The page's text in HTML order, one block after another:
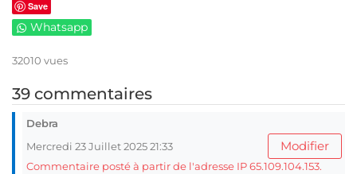
Save
Whatsapp
32010 vues
39 commentaires
Debra
Mercredi 23 Juillet 2025 21:33
Modifier
Commentaire posté à partir de l'adresse IP 65.109.104.153.